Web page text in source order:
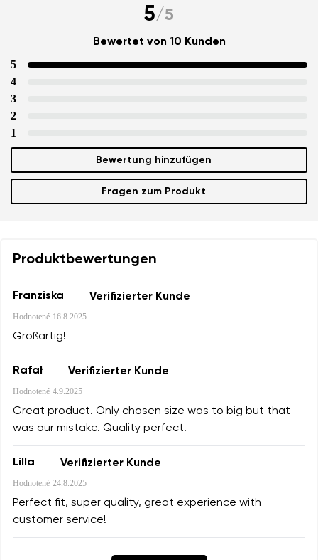
5/5
Bewertet von 10 Kunden
5
4
3
2
1
Bewertung hinzufügen
Fragen zum Produkt
Produktbewertungen
Franziska Verifizierter Kunde
Hodnotené 16.8.2025
Großartig!
Rafał Verifizierter Kunde
Hodnotené 4.9.2025
Great product. Only chosen size was to big but that
was our mistake. Quality perfect.
Lilla Verifizierter Kunde
Hodnotené 24.8.2025
Perfect fit, super quality, great experience with
customer service!